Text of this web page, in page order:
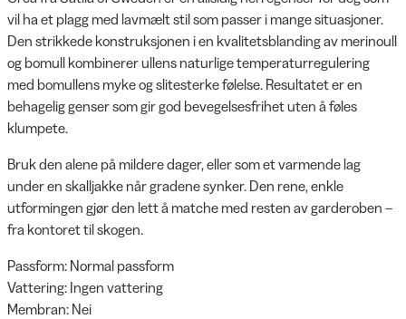
vil ha et plagg med lavmælt stil som passer i mange situasjoner.
Den strikkede konstruksjonen i en kvalitetsblanding av merinoull
og bomull kombinerer ullens naturlige temperaturregulering
med bomullens myke og slitesterke følelse. Resultatet er en
behagelig genser som gir god bevegelsesfrihet uten å føles
klumpete.
Bruk den alene på mildere dager, eller som et varmende lag
under en skalljakke når gradene synker. Den rene, enkle
utformingen gjør den lett å matche med resten av garderoben –
fra kontoret til skogen.
Passform: Normal passform
Vattering: Ingen vattering
Membran: Nei